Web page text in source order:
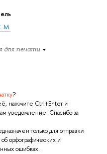
М.
для печати
?
нажмите Ctrl+Enter и
уведомление. Спасибо за
только для отправки
орфографических и
ошибках.